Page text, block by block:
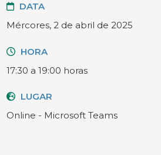
DATA
Mércores, 2 de abril de 2025
HORA
17:30 a 19:00 horas
LUGAR
Online - Microsoft Teams